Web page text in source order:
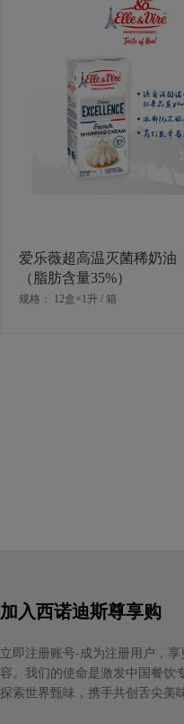
爱乐薇超高温灭菌稀奶油
（脂肪含量35%）
规格： 12盒×1升 / 箱
加入西诺迪斯尊享购
立即注册账号-成为注册用户，享
容。我们的使命是激发中国餐饮
探索世界甄味，携手共创舌尖美